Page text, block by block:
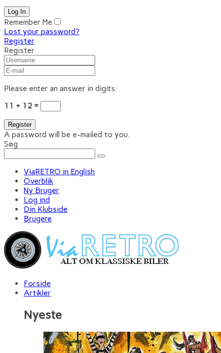
Remember Me
Lost your password?
Register
Register
Please enter an answer in digits:
11 + 12 =
A password will be e-mailed to you.
Søg
ViaRETRO in English
Overblik
Ny Bruger
Log ind
Din Klubside
Brugere
Forside
Artikler
Nyeste